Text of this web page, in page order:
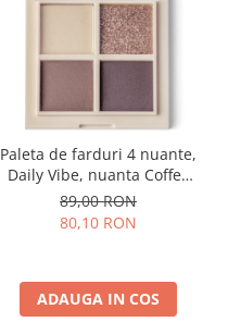
Paleta de farduri 4 nuante,
Daily Vibe, nuanta Coffee
Break 03 - 5,5g
89,00 RON
80,10 RON
ADAUGA IN COS